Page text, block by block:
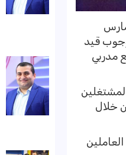
وزير الشباب والرياضة رقم (365) لسنة 2025 الصادر بتاريخ 24 مارس
الرياضي، والذي نص في مادته (24) على وجوب قيد
مدربي
خلال